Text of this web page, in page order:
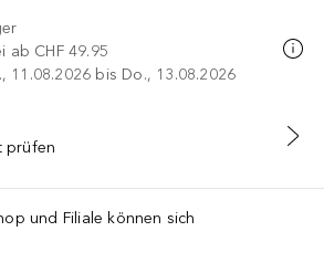
ab CHF 49.95
11.08.2026 bis Do., 13.08.2026
DEN WARENKORB
prüfen
und Filiale können sich